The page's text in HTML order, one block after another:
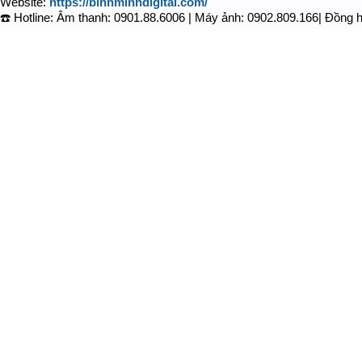
☎️ Hotline: Âm thanh: 0901.88.6006 | Máy ảnh: 0902.809.166| Đồng